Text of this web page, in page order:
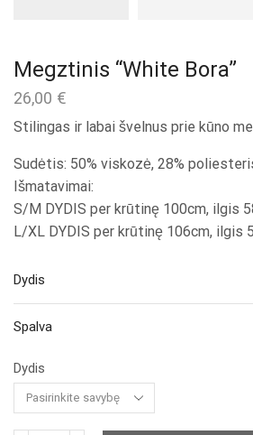
Megztinis “White Bora”
26,00 €
Stilingas ir labai švelnus prie kūno
Sudėtis: 50% viskozė, 28%
Išmatavimai:
S/M DYDIS per krūtinę 100cm, ilgis
L/XL DYDIS per krūtinę 106cm, ilgis
Dydis
Spalva
Dydis